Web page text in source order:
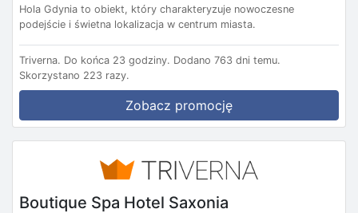
Hola Gdynia to obiekt, który charakteryzuje nowoczesne
podejście i świetna lokalizacja w centrum miasta.
Triverna. Do końca 23 godziny. Dodano 763 dni temu.
Skorzystano 223 razy.
Zobacz promocję
Boutique Spa Hotel Saxonia